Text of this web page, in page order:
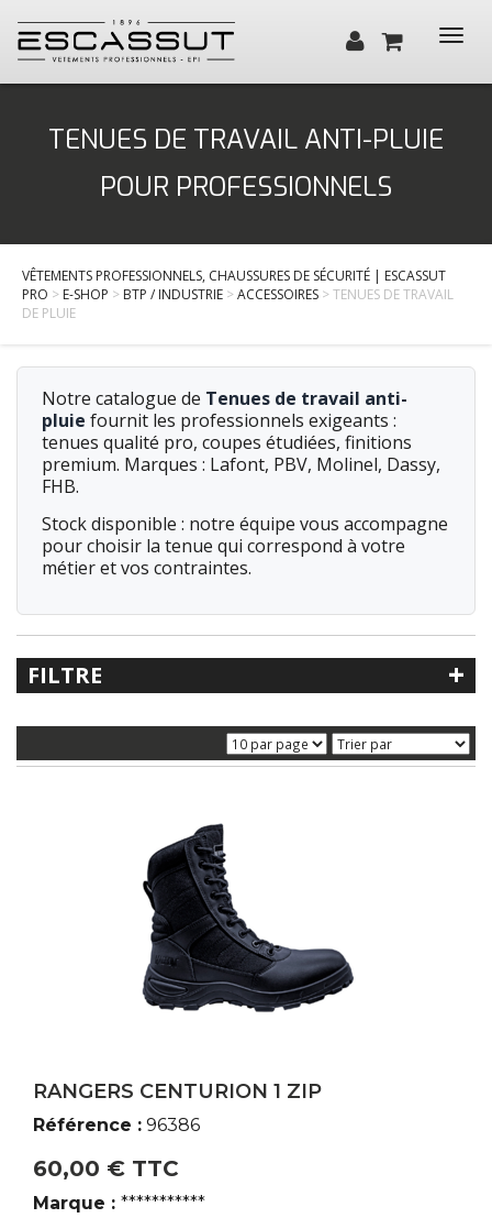
Santé, Bien-être
Cuisine, Hôtellerie, Restauration
Services
Actualités
Contact
TENUES DE TRAVAIL ANTI-PLUIE
POUR PROFESSIONNELS
VÊTEMENTS PROFESSIONNELS, CHAUSSURES DE SÉCURITÉ | ESCASSUT
PRO > E-SHOP > BTP / INDUSTRIE >ACCESSOIRES > TENUES DE TRAVAIL
DE PLUIE
Notre catalogue de Tenues de travail anti-
pluie fournit les professionnels exigeants :
tenues qualité pro, coupes étudiées, finitions
premium. Marques : Lafont, PBV, Molinel, Dassy,
FHB.
Stock disponible : notre équipe vous accompagne
pour choisir la tenue qui correspond à votre
métier et vos contraintes.
FILTRE +
Recherche libre
Tenues de travail de pluie
Chaussures de sécurité imperméables
Marque du produit
Portwest
Sioen
RANGERS CENTURION 1 ZIP
Référence : 96386
60,00 € TTC
Marque : ***********